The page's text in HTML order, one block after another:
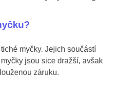
myčky. Jejich součástí
jsou sice dražší, avšak
záruku.